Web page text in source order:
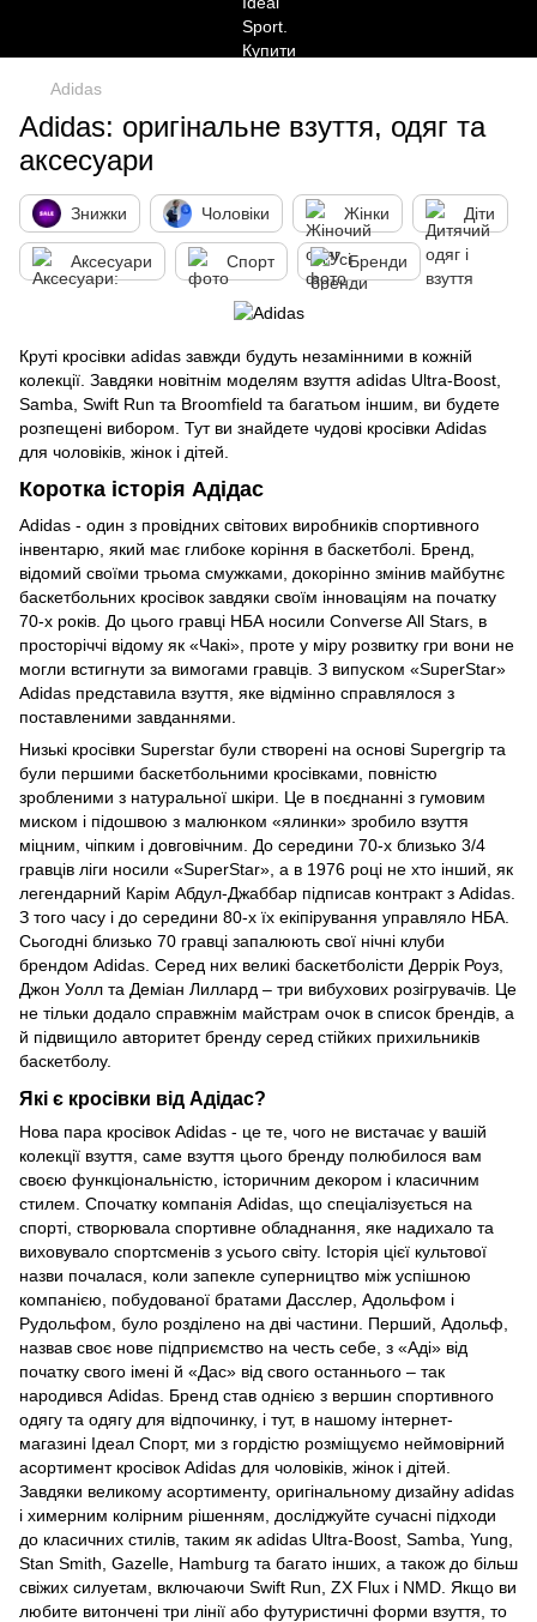
Adidas
Adidas: оригінальне взуття, одяг та
аксесуари
Знижки Чоловіки Жінки Діти
Аксесуари Спорт Бренди
Круті кросівки adidas завжди будуть незамінними в кожній
колекції. Завдяки новітнім моделям взуття adidas Ultra-Boost,
Samba, Swift Run та Broomfield та багатьом іншим, ви будете
розпещені вибором. Тут ви знайдете чудові кросівки Adidas
для чоловіків, жінок і дітей.
Коротка історія Адідас
Adidas - один з провідних світових виробників спортивного
інвентарю, який має глибоке коріння в баскетболі. Бренд,
відомий своїми трьома смужками, докорінно змінив майбутнє
баскетбольних кросівок завдяки своїм інноваціям на початку
70-х років. До цього гравці НБА носили Converse All Stars, в
просторіччі відому як «Чакі», проте у міру розвитку гри вони не
могли встигнути за вимогами гравців. З випуском «SuperStar»
Adidas представила взуття, яке відмінно справлялося з
поставленими завданнями.
Низькі кросівки Superstar були створені на основі Supergrip та
були першими баскетбольними кросівками, повністю
зробленими з натуральної шкіри. Це в поєднанні з гумовим
миском і підошвою з малюнком «ялинки» зробило взуття
міцним, чіпким і довговічним. До середини 70-х близько 3/4
гравців ліги носили «SuperStar», а в 1976 році не хто інший, як
легендарний Карім Абдул-Джаббар підписав контракт з Adidas.
З того часу і до середини 80-х їх екіпірування управляло НБА.
Сьогодні близько 70 гравці запалюють свої нічні клуби
брендом Adidas. Серед них великі баскетболісти Деррік Роуз,
Джон Уолл та Деміан Лиллард – три вибухових розігрувачів. Це
не тільки додало справжнім майстрам очок в список брендів, а
й підвищило авторитет бренду серед стійких прихильників
баскетболу.
Які є кросівки від Адідас?
Нова пара кросівок Adidas - це те, чого не вистачає у вашій
колекції взуття, саме взуття цього бренду полюбилося вам
своєю функціональністю, історичним декором і класичним
стилем. Спочатку компанія Adidas, що спеціалізується на
спорті, створювала спортивне обладнання, яке надихало та
виховувало спортсменів з усього світу. Історія цієї культової
назви почалася, коли запекле суперництво між успішною
компанією, побудованої братами Дасслер, Адольфом і
Рудольфом, було розділено на дві частини. Перший, Адольф,
назвав своє нове підприємство на честь себе, з «Аді» від
початку свого імені й «Дас» від свого останнього – так
народився Adidas. Бренд став однією з вершин спортивного
одягу та одягу для відпочинку, і тут, в нашому інтернет-
магазині Ідеал Спорт, ми з гордістю розміщуємо неймовірний
асортимент кросівок Adidas для чоловіків, жінок і дітей.
Завдяки великому асортименту, оригінальному дизайну adidas
і химерним колірним рішенням, досліджуйте сучасні підходи
до класичних стилів, таким як adidas Ultra-Boost, Samba, Yung,
Stan Smith, Gazelle, Hamburg та багато інших, а також до більш
свіжих силуетам, включаючи Swift Run, ZX Flux і NMD. Якщо ви
любите витончені три лінії або футуристичні форми взуття, то